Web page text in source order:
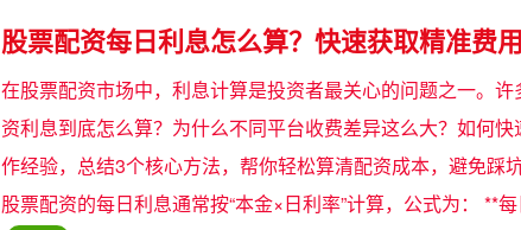
股票配资每日利息怎么算？快速获取精准费
在股票配资市场中，利息计算是投资者最关心的问题之一。
资利息到底怎么算？为什么不同平台收费差异这么大？如何
作经验，总结3个核心方法，帮你轻松算清配资成本，避免踩
股票配资的每日利息通常按“本金×日利率”计算，公式为： **